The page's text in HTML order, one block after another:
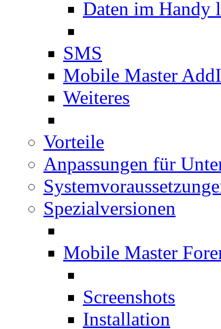
Daten im Handy
SMS
Mobile Master
Weiteres
Vorteile
Anpassungen für
Spezialversionen
Mobile Master
Screenshots
Installation